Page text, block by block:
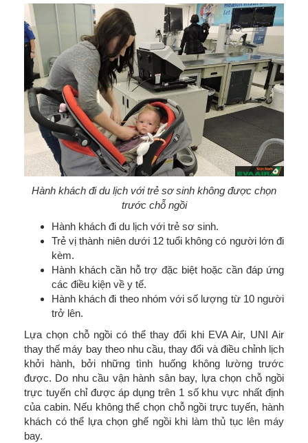
Hành khách đi du lịch với trẻ sơ sinh không được chọn
trước chỗ ngồi
Hành khách đi du lịch với trẻ sơ sinh.
Trẻ vị thành niên dưới 12 tuổi không có người lớn đi
kèm.
Hành khách cần hỗ trợ đặc biệt hoặc cần đáp ứng
các điều kiện về y tế.
Hành khách đi theo nhóm với số lượng từ 10 người
trở lên.
Lựa chọn chỗ ngồi có thể thay đổi khi EVA Air, UNI Air
thay thế máy bay theo nhu cầu, thay đổi và điều chỉnh lịch
khởi hành, bởi những tình huống không lường trước
được. Do nhu cầu vận hành sân bay, lựa chọn chỗ ngồi
trực tuyến chỉ được áp dụng trên 1 số khu vực nhất định
của cabin. Nếu không thể chọn chỗ ngồi trực tuyến, hành
khách có thể lựa chọn ghế ngồi khi làm thủ tục lên máy
bay.